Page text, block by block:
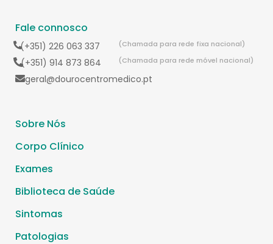
Fale connosco
(+351) 226 063 337 (Chamada para rede fixa nacional)
(+351) 914 873 864 (Chamada para rede móvel nacional)
geral@dourocentromedico.pt
Sobre Nós
Corpo Clínico
Exames
Biblioteca de Saúde
Sintomas
Patologias